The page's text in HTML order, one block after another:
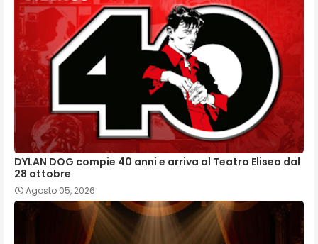
DYLAN DOG compie 40 anni e arriva al Teatro Eliseo dal
28 ottobre
Agosto 05, 2026